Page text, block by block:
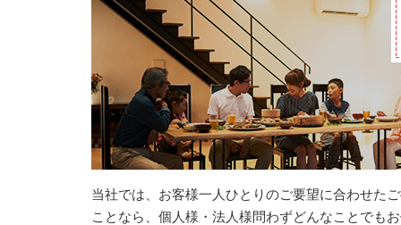
当社では、お客様一人ひとりのご要望に合わせた
ことなら、個人様・法人様問わずどんなことでも